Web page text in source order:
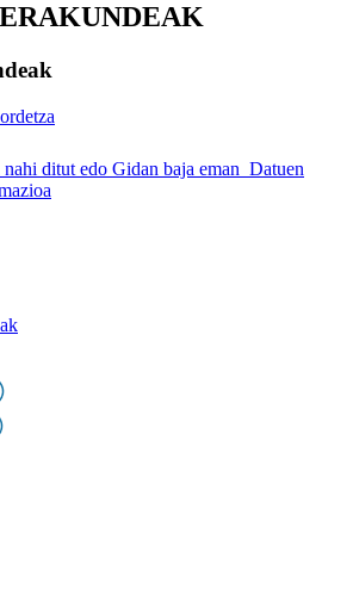
ditut edo Gidan baja eman Datuen